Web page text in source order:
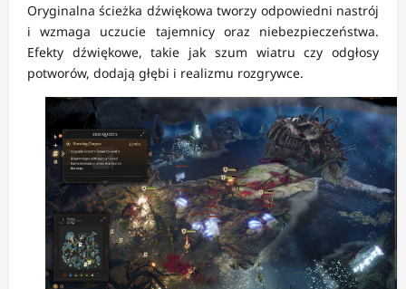
Oryginalna ścieżka dźwiękowa tworzy odpowiedni nastrój
i wzmaga uczucie tajemnicy oraz niebezpieczeństwa.
Efekty dźwiękowe, takie jak szum wiatru czy odgłosy
potworów, dodają głębi i realizmu rozgrywce.